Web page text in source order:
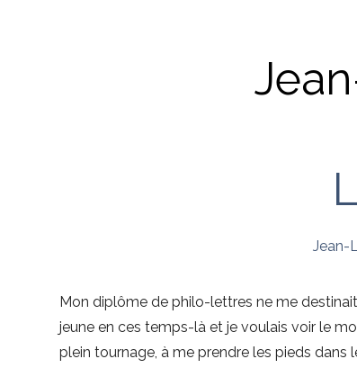
Jean-
Mon diplôme de philo-lettres ne me destinait
jeune en ces temps-là et je voulais voir le
plein tournage, à me prendre les pieds